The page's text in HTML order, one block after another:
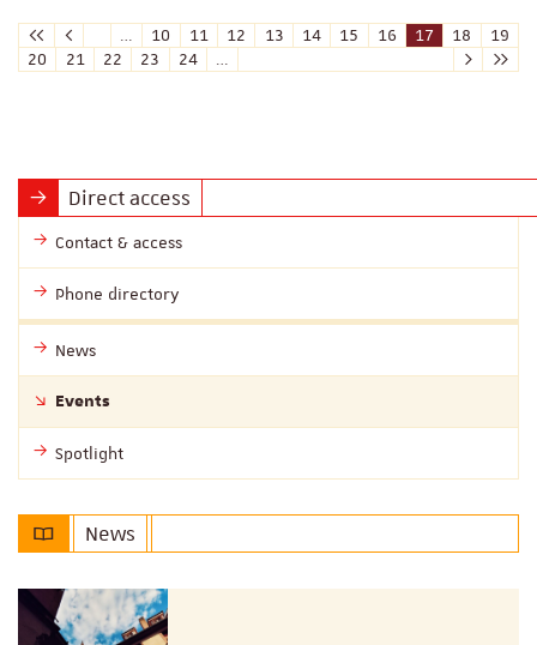
… 10 11 12 13 14 15 16 17 18
19
20
21 22 23 24 …
Direct access
Contact & access
Phone directory
News
Events
Spotlight
News